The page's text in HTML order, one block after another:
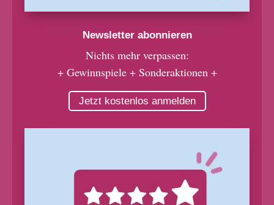
Newsletter abonnieren
Nichts mehr verpassen:
+ Gewinnspiele + Sonderaktionen +
Jetzt kostenlos anmelden